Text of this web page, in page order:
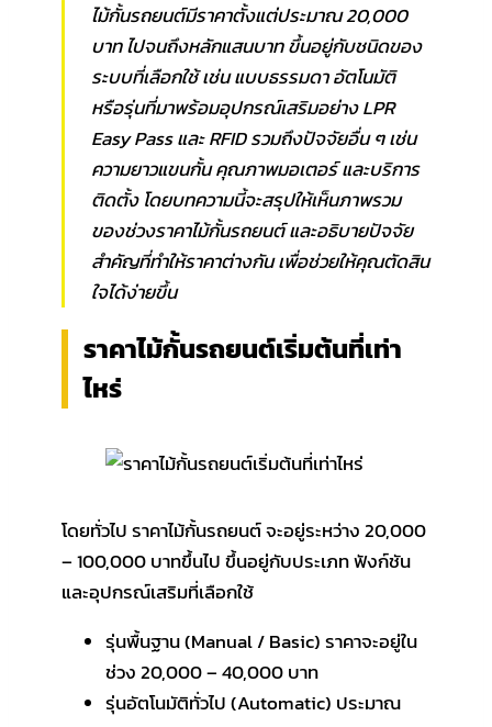
ไม้กั้นรถยนต์มีราคาตั้งแต่ประมาณ 20,000
บาท ไปจนถึงหลักแสนบาท ขึ้นอยู่กับชนิดของ
ระบบที่เลือกใช้ เช่น แบบธรรมดา อัตโนมัติ
หรือรุ่นที่มาพร้อมอุปกรณ์เสริมอย่าง LPR
Easy Pass และ RFID รวมถึงปัจจัยอื่น ๆ เช่น
ความยาวแขนกั้น คุณภาพมอเตอร์ และบริการ
ติดตั้ง โดยบทความนี้จะสรุปให้เห็นภาพรวม
ของช่วงราคาไม้กั้นรถยนต์ และอธิบายปัจจัย
สำคัญที่ทำให้ราคาต่างกัน เพื่อช่วยให้คุณตัดสิน
ใจได้ง่ายขึ้น
ราคาไม้กั้นรถยนต์เริ่มต้นที่เท่า
ไหร่
โดยทั่วไป ราคาไม้กั้นรถยนต์ จะอยู่ระหว่าง 20,000
– 100,000 บาทขึ้นไป ขึ้นอยู่กับประเภท ฟังก์ชัน
และอุปกรณ์เสริมที่เลือกใช้
รุ่นพื้นฐาน (Manual / Basic) ราคาจะอยู่ใน
ช่วง 20,000 – 40,000 บาท
รุ่นอัตโนมัติทั่วไป (Automatic) ประมาณ